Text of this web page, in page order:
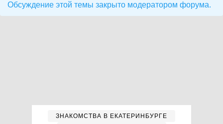
Обсуждение этой темы закрыто модератором форума.
ЗНАКОМСТВА В ЕКАТЕРИНБУРГЕ